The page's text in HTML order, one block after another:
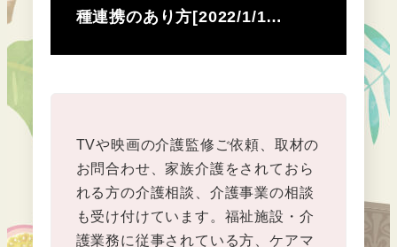
種連携のあり方[2022/1/1…
TVや映画の介護監修ご依頼、取材の
お問合わせ、家族介護をされておら
れる方の介護相談、介護事業の相談
も受け付けています。福祉施設・介
護業務に従事されている方、ケアマ